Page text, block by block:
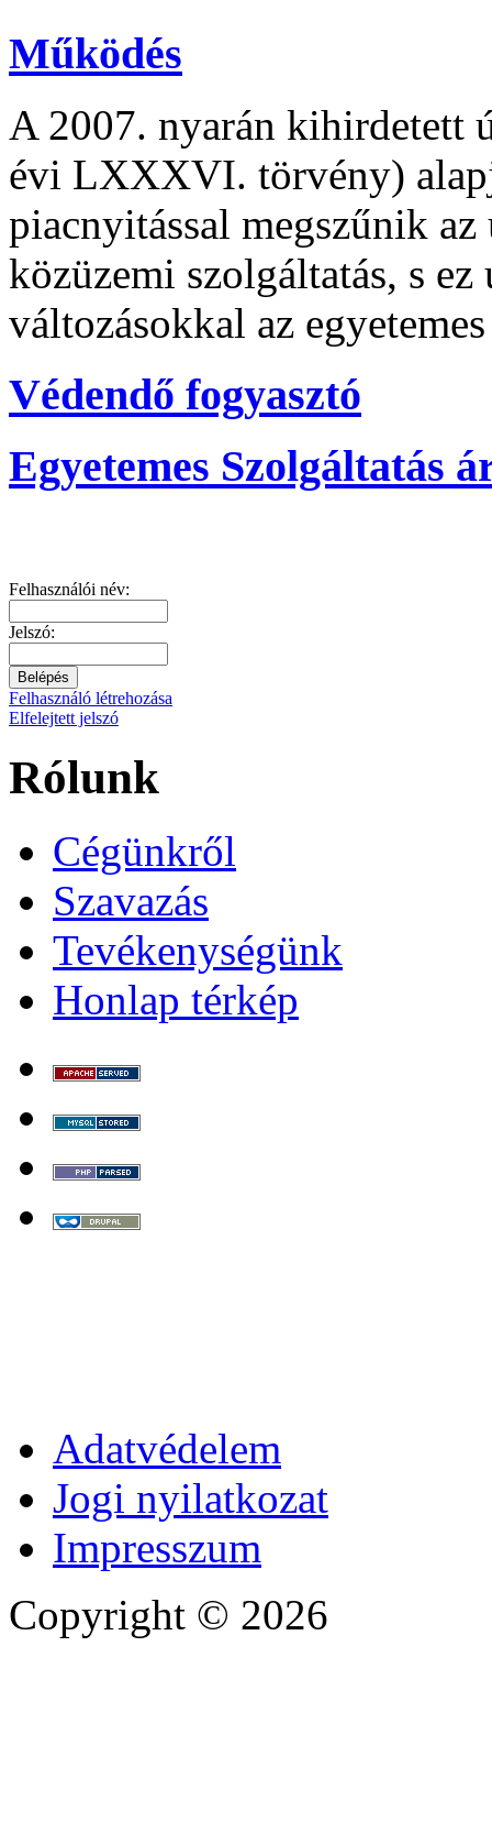
Működés
A 2007. nyarán kihirdetett
évi LXXXVI. törvény)
piacnyitással megszűnik
közüzemi szolgáltatás, s
változásokkal az
Védendő fogyasztó
Egyetemes Szolgáltatás
Felhasználói név:
Jelszó:
Felhasználó létrehozása
Elfelejtett jelszó
Rólunk
Cégünkről
Szavazás
Tevékenységünk
Honlap térkép
Adatvédelem
Jogi nyilatkozat
Impresszum
Copyright © 2026